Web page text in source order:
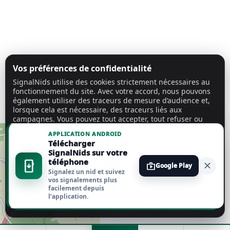
install_mobile
APPLICATION ANDROID
Télécharger
SignalNids sur votre
téléphone
Signalez un nid et suivez
vos signalements plus
facilement depuis
l’application.
shopGoogle Play close
Vos préférences de confidentialité
SignalNids utilise des cookies strictement nécessaires au
fonctionnement du site. Avec votre accord, nous pouvons
également utiliser des traceurs de mesure d’audience et,
lorsque cela est nécessaire, des traceurs liés aux
campagnes. Vous pouvez tout accepter, tout refuser ou
Tout accepter
Tout refuser